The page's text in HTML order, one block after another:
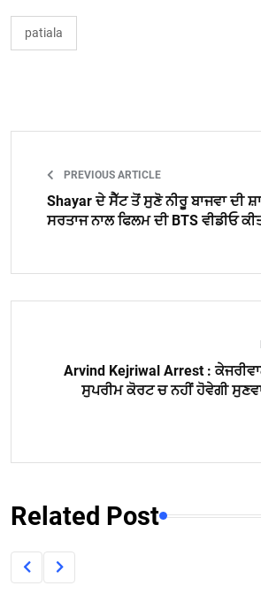
patiala
PREVIOUS ARTICLE
Shayar ਦੇ ਸੈੱਟ ਤੋਂ ਸੁਣੋ ਨੀਰੂ ਬਾਜਵਾ ਦੀ
ਸਰਤਾਜ ਨਾਲ ਫਿਲਮ ਦੀ BTS ਵੀਡੀਓ
Arvind Kejriwal Arrest :
ਸੁਪਰੀਮ ਕੋਰਟ ਚ ਨਹੀਂ ਹੋਵੇਗੀ
Related Post